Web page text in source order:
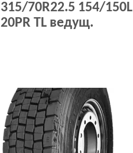
315/70R22.5 154/150L
20PR TL ведущ.